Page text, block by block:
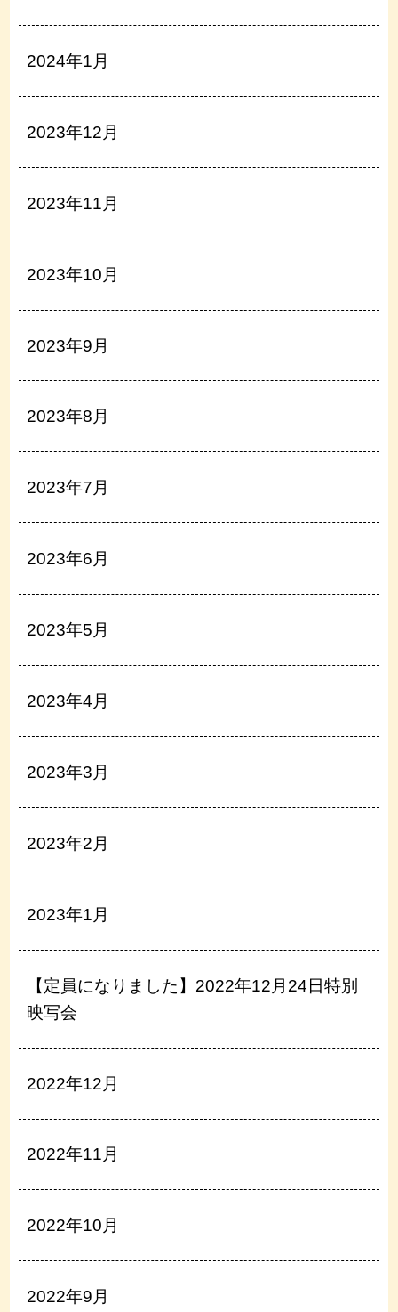
2024年1月
2023年12月
2023年11月
2023年10月
2023年9月
2023年8月
2023年7月
2023年6月
2023年5月
2023年4月
2023年3月
2023年2月
2023年1月
【定員になりました】2022年12月24日特別
映写会
2022年12月
2022年11月
2022年10月
2022年9月